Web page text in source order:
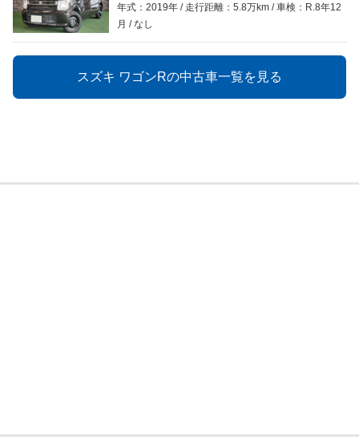
年式：2019年
走行距離：5.8万km
車検：R.8年12
月
なし
スズキ ワゴンRの中古車一覧を見る